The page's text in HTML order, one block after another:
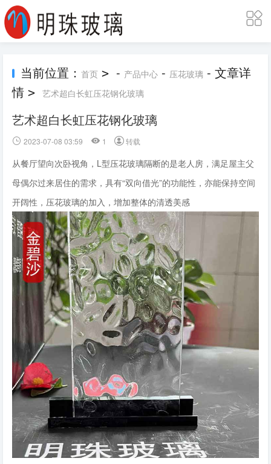
当前位置： 首页 > - 产品中心 - 压花玻璃 - 文章详
情 > 艺术超白长虹压花钢化玻璃
艺术超白长虹压花钢化玻璃
2023-07-08 03:59 1 转载
从餐厅望向次卧视角，L型压花玻璃隔断的是老人房，满足屋主父
母偶尔过来居住的需求，具有“双向借光”的功能性，亦能保持空间
开阔性，压花玻璃的加入，增加整体的清透美感